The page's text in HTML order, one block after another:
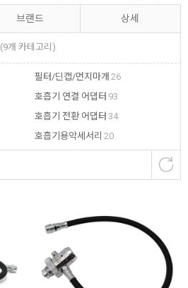
(9개 카테고리)
필터/딘캡/먼지마개 26
호흡기 연결 어댑터 93
호흡기 전환 어댑터 34
호흡기용악세서리 20
브랜드 상세